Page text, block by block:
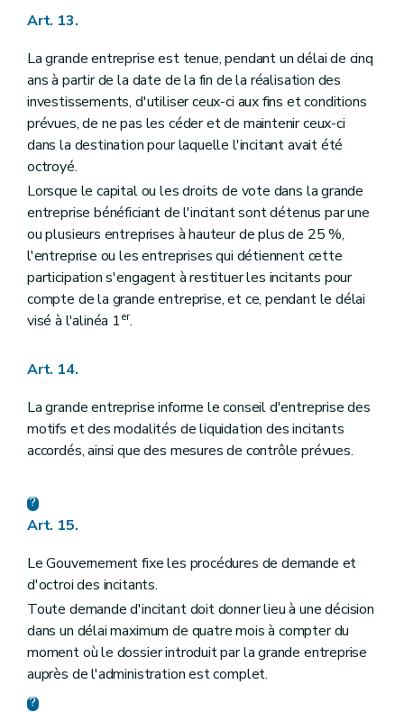
Art. 13.
La grande entreprise est tenue, pendant un délai de cinq
ans à partir de la date de la fin de la réalisation des
investissements, d'utiliser ceux-ci aux fins et conditions
prévues, de ne pas les céder et de maintenir ceux-ci
dans la destination pour laquelle l'incitant avait été
octroyé.
Lorsque le capital ou les droits de vote dans la grande
entreprise bénéficiant de l'incitant sont détenus par une
ou plusieurs entreprises à hauteur de plus de 25 %,
l'entreprise ou les entreprises qui détiennent cette
participation s'engagent à restituer les incitants pour
compte de la grande entreprise, et ce, pendant le délai
visé à l'alinéa 1er.
Art. 14.
La grande entreprise informe le conseil d'entreprise des
motifs et des modalités de liquidation des incitants
accordés, ainsi que des mesures de contrôle prévues.
Art. 15.
Le Gouvernement fixe les procédures de demande et
d'octroi des incitants.
Toute demande d'incitant doit donner lieu à une décision
dans un délai maximum de quatre mois à compter du
moment où le dossier introduit par la grande entreprise
auprès de l'administration est complet.